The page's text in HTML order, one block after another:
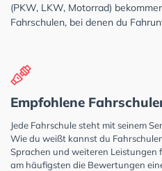
(PKW, LKW, Motorrad)
Fahrschulen, bei denen du
Empfohlene
Jede Fahrschule steht mit seinem
Wie du weißt kannst du
Sprachen und weiteren Leistungen
am häufigsten die Bewertungen